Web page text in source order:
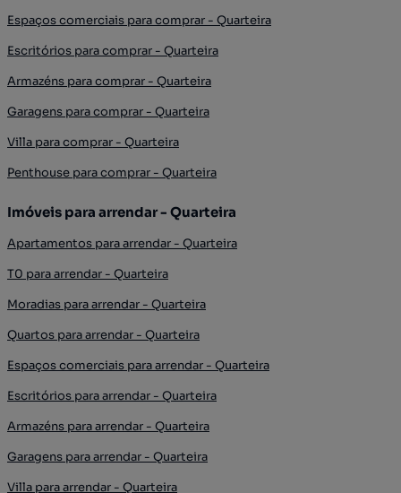
Espaços comerciais para comprar - Quarteira
Escritórios para comprar - Quarteira
Armazéns para comprar - Quarteira
Garagens para comprar - Quarteira
Villa para comprar - Quarteira
Penthouse para comprar - Quarteira
Imóveis para arrendar - Quarteira
Apartamentos para arrendar - Quarteira
T0 para arrendar - Quarteira
Moradias para arrendar - Quarteira
Quartos para arrendar - Quarteira
Espaços comerciais para arrendar - Quarteira
Escritórios para arrendar - Quarteira
Armazéns para arrendar - Quarteira
Garagens para arrendar - Quarteira
Villa para arrendar - Quarteira